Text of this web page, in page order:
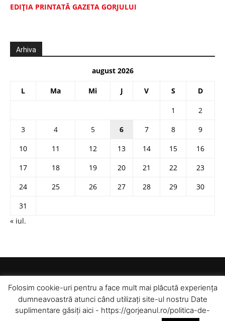
EDIŢIA PRINTATĂ GAZETA GORJULUI
Arhiva
august 2026
L Ma Mi J V S D
1
2
3
4 5 6 7 8
9
10
11 12 13 14 15
16
17
18 19 20 21 22
23
24
25 26 27 28 29
30
31
« iul.
Folosim cookie-uri pentru a face mult mai plăcută experiența
dumneavoastră atunci când utilizați site-ul nostru Date
suplimentare găsiți aici - https://gorjeanul.ro/politica-de-